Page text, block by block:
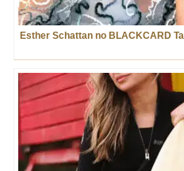
Esther Schattan no BLACKCARD